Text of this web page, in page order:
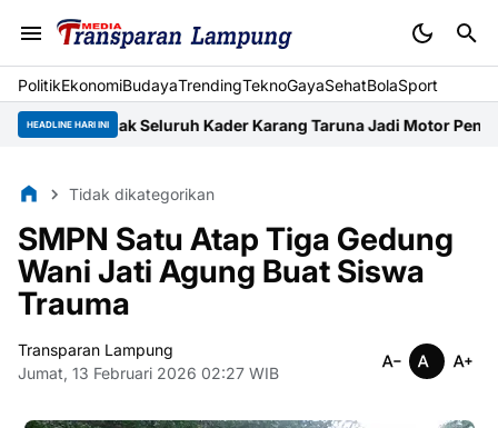
PolitikEkonomiBudayaTrendingTeknoGayaSehatBolaSport
HEADLINE HARI INI
Ajak Seluruh Kader Karang Taruna Jadi Motor Pengerak
Tidak dikategorikan
SMPN Satu Atap Tiga Gedung
Wani Jati Agung Buat Siswa
Trauma
Transparan Lampung
Jumat, 13 Februari 2026 02:27 WIB